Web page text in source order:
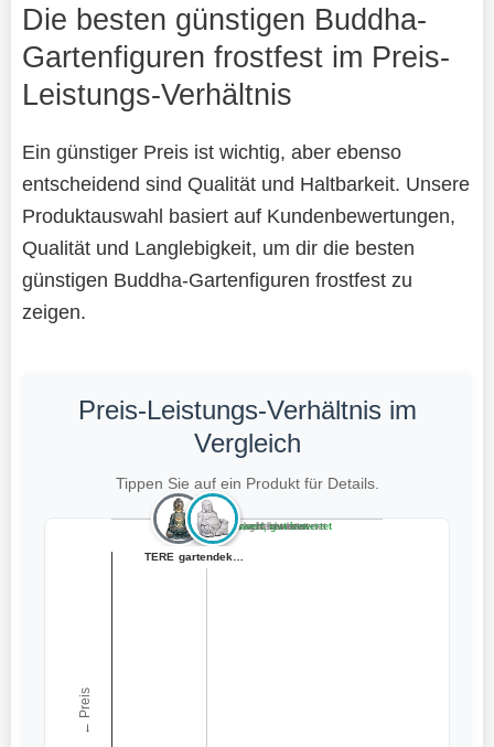
Die besten günstigen Buddha-
Gartenfiguren frostfest im Preis-
Leistungs-Verhältnis
Ein günstiger Preis ist wichtig, aber ebenso
entscheidend sind Qualität und Haltbarkeit. Unsere
Produktauswahl basiert auf Kundenbewertungen,
Qualität und Langlebigkeit, um dir die besten
günstigen Buddha-Gartenfiguren frostfest zu
zeigen.
Preis-Leistungs-Verhältnis im
Vergleich
Tippen Sie auf ein Produkt für Details.
← Preis
Teuer, gut bewertet
Teuer, schlecht bewertet
Preiswert, gut bewertet
Preiswert, schlecht bewertet
TERESA'S COLLEC... INtrenDU Buddha...